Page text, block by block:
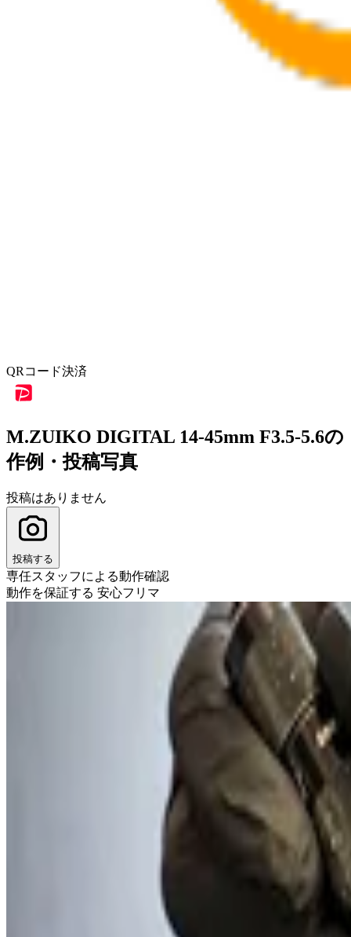
QRコード決済
M.ZUIKO DIGITAL 14-45mm F3.5-5.6の
作例・投稿写真
投稿はありません
投稿する
専任スタッフによる動作確認
動作を保証する 安心フリマ